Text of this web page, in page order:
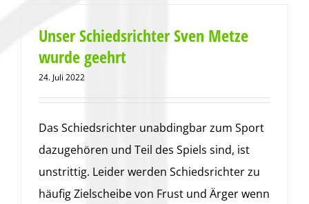
Unser Schiedsrichter Sven Metze
wurde geehrt
24. Juli 2022
Das Schiedsrichter unabdingbar zum Sport
dazugehören und Teil des Spiels sind, ist
unstrittig. Leider werden Schiedsrichter zu
häufig Zielscheibe von Frust und Ärger wenn